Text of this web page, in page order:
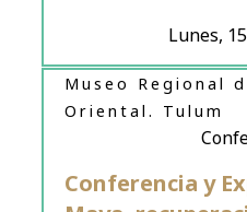
Lunes,
Conferencia y
Museo Regional
Oriental. Tulum